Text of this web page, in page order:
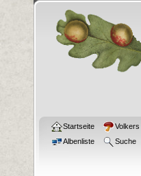
Startseite
Albenliste
Suche